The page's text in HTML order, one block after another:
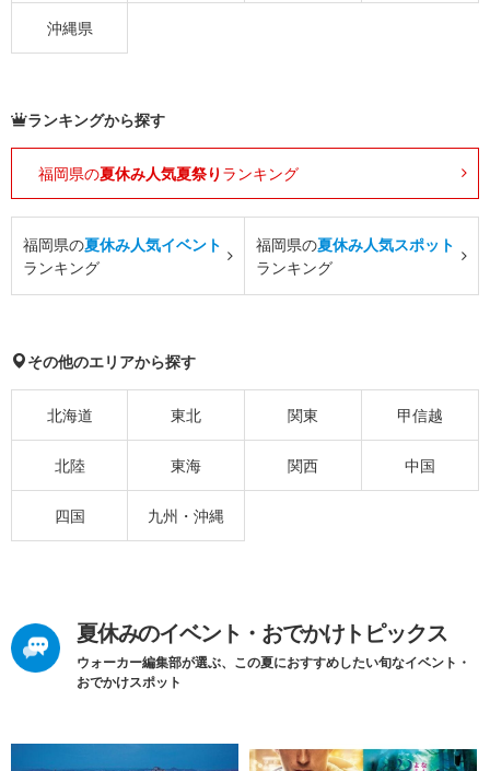
沖縄県
ランキングから探す
福岡県の夏休み人気夏祭り ランキング
福岡県の夏休み人気イベント
ランキング
福岡県の夏休み人気スポット
ランキング
その他のエリアから探す
北海道 東北 関東 甲信越
北陸 東海 関西 中国
四国 九州・沖縄
夏休みのイベント・おでかけトピックス
ウォーカー編集部が選ぶ、この夏におすすめしたい旬なイベント・
おでかけスポット